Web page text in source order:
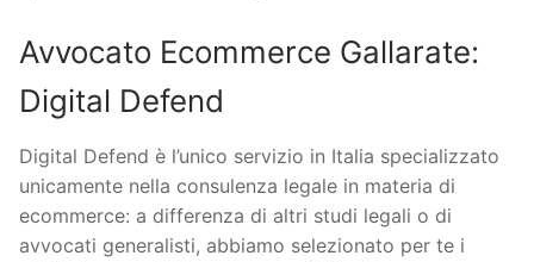
Avvocato Ecommerce Gallarate:
Digital Defend
Digital Defend è l’unico servizio in Italia specializzato
unicamente nella consulenza legale in materia di
ecommerce: a differenza di altri studi legali o di
avvocati generalisti, abbiamo selezionato per te i